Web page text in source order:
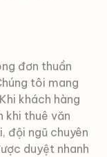
đơn thuần
tôi mang
khách hàng
khi thuê văn
đội ngũ chuyên
duyệt nhanh